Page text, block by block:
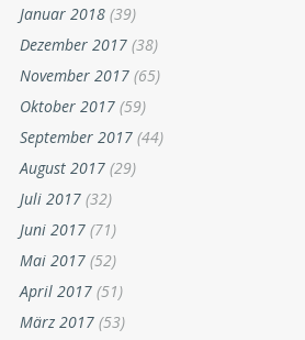
Januar 2018 (39)
Dezember 2017 (38)
November 2017 (65)
Oktober 2017 (59)
September 2017 (44)
August 2017 (29)
Juli 2017 (32)
Juni 2017 (71)
Mai 2017 (52)
April 2017 (51)
März 2017 (53)